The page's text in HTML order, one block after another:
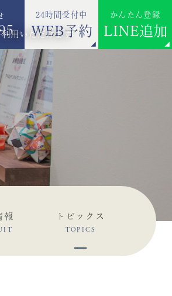
24時間受付中
WEB予約
かんたん登録
LINE追加
用いただけます
報 トピックス
TOPICS